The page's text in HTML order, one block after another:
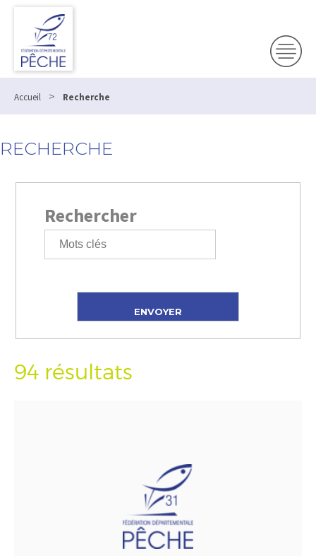
Accueil > Recherche
RECHERCHE
Rechercher
94 résultats